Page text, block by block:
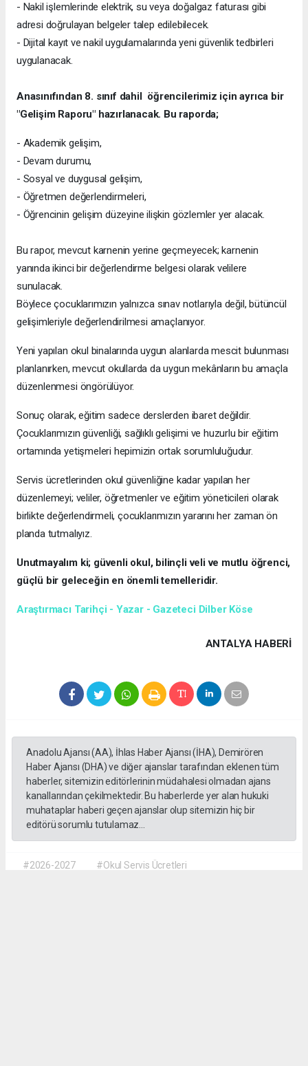
- Nakil işlemlerinde elektrik, su veya doğalgaz faturası gibi
adresi doğrulayan belgeler talep edilebilecek.
- Dijital kayıt ve nakil uygulamalarında yeni güvenlik tedbirleri
uygulanacak.
Anasınıfından 8. sınıf dahil öğrencilerimiz için ayrıca bir
"Gelişim Raporu" hazırlanacak. Bu raporda;
- Akademik gelişim,
- Devam durumu,
- Sosyal ve duygusal gelişim,
- Öğretmen değerlendirmeleri,
- Öğrencinin gelişim düzeyine ilişkin gözlemler yer alacak.
Bu rapor, mevcut karnenin yerine geçmeyecek; karnenin
yanında ikinci bir değerlendirme belgesi olarak velilere
sunulacak.
Böylece çocuklarımızın yalnızca sınav notlarıyla değil, bütüncül
gelişimleriyle değerlendirilmesi amaçlanıyor.
Yeni yapılan okul binalarında uygun alanlarda mescit bulunması
planlanırken, mevcut okullarda da uygun mekânların bu amaçla
düzenlenmesi öngörülüyor.
Sonuç olarak, eğitim sadece derslerden ibaret değildir.
Çocuklarımızın güvenliği, sağlıklı gelişimi ve huzurlu bir eğitim
ortamında yetişmeleri hepimizin ortak sorumluluğudur.
Servis ücretlerinden okul güvenliğine kadar yapılan her
düzenlemeyi; veliler, öğretmenler ve eğitim yöneticileri olarak
birlikte değerlendirmeli, çocuklarımızın yararını her zaman ön
planda tutmalıyız.
Unutmayalım ki; güvenli okul, bilinçli veli ve mutlu öğrenci,
güçlü bir geleceğin en önemli temelleridir.
Araştırmacı Tarihçi - Yazar - Gazeteci Dilber Köse
ANTALYA HABERİ
Anadolu Ajansı (AA), İhlas Haber Ajansı (İHA), Demirören
Haber Ajansı (DHA) ve diğer ajanslar tarafından eklenen tüm
haberler, sitemizin editörlerinin müdahalesi olmadan ajans
kanallarından çekilmektedir. Bu haberlerde yer alan hukuki
muhataplar haberi geçen ajanslar olup sitemizin hiç bir
editörü sorumlu tutulamaz...
#2026-2027
#Okul Servis Ücretleri